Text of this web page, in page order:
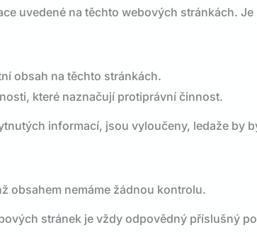
uvedené na těchto webových stránkách. Je
obsah na těchto stránkách.
které naznačují protiprávní činnost.
informací, jsou vyloučeny, ledaže by
obsahem nemáme žádnou kontrolu.
stránek je vždy odpovědný příslušný